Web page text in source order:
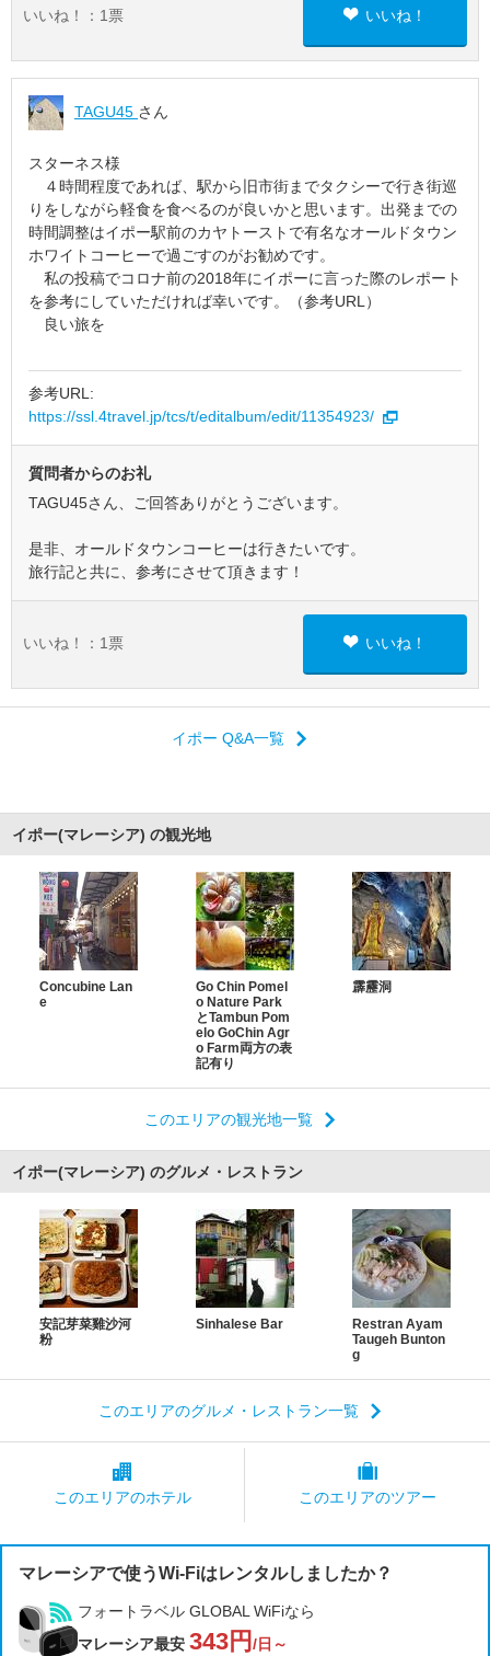
いいね！： 1 票 いいね！
TAGU45 さん
スターネス様
４時間程度であれば、駅から旧市街までタクシーで行き街巡
りをしながら軽食を食べるのが良いかと思います。出発までの
時間調整はイポー駅前のカヤトーストで有名なオールドタウン
ホワイトコーヒーで過ごすのがお勧めです。
私の投稿でコロナ前の2018年にイポーに言った際のレポート
を参考にしていただければ幸いです。（参考URL）
良い旅を
参考URL:
https://ssl.4travel.jp/tcs/t/editalbum/edit/11354923/
質問者からのお礼
TAGU45さん、ご回答ありがとうございます。
是非、オールドタウンコーヒーは行きたいです。
旅行記と共に、参考にさせて頂きます！
いいね！： 1 票 いいね！
イポー Q&A一覧
イポー(マレーシア) の観光地
Concubine Lan
e
Go Chin Pomel
o Nature Park
とTambun Pom
elo GoChin Agr
o Farm両方の表
記有り
霹靂洞
このエリアの観光地一覧
イポー(マレーシア) のグルメ・レストラン
安記芽菜雞沙河
粉
Sinhalese Bar
Restran Ayam
Taugeh Bunton
g
このエリアのグルメ・レストラン一覧
このエリアのホテル このエリアのツアー
マレーシアで使うWi-Fiはレンタルしましたか？
フォートラベル GLOBAL WiFiなら
マレーシア最安 343円 /日～